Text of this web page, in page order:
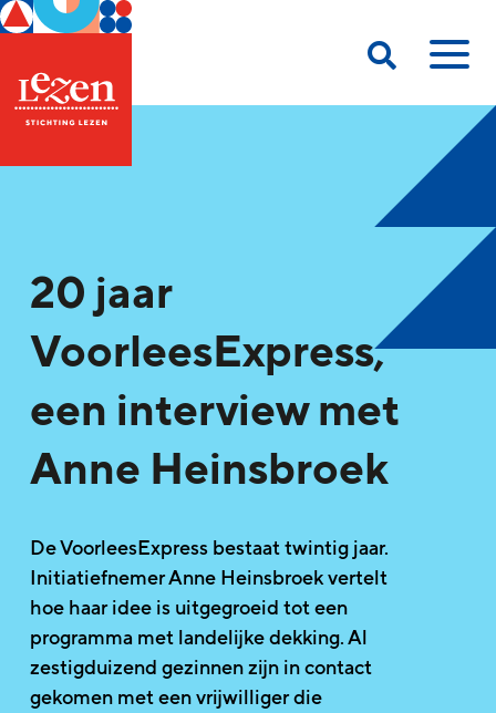
20 jaar
VoorleesExpress,
een interview met
Anne Heinsbroek
De VoorleesExpress bestaat twintig jaar.
Initiatiefnemer Anne Heinsbroek vertelt
hoe haar idee is uitgegroeid tot een
programma met landelijke dekking. Al
zestigduizend gezinnen zijn in contact
gekomen met een vrijwilliger die